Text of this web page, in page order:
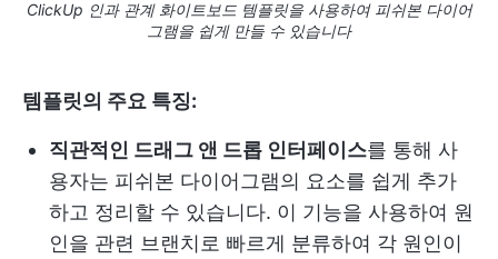
ClickUp 인과 관계 화이트보드 템플릿을 사용하여 피쉬본 다이어
그램을 쉽게 만들 수 있습니다
템플릿의 주요 특징:
직관적인 드래그 앤 드롭 인터페이스를 통해 사
용자는 피쉬본 다이어그램의 요소를 쉽게 추가
하고 정리할 수 있습니다. 이 기능을 사용하여 원
인을 관련 브랜치로 빠르게 분류하여 각 원인이